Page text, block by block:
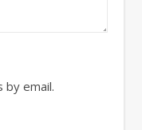
by email.